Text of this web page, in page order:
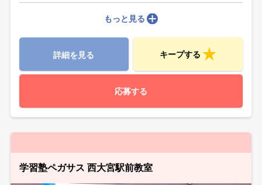
もっと見る
詳細を見る キープする
応募する
学習塾ペガサス 西大宮駅前教室